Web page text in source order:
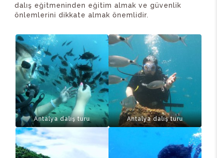
dalış eğitmeninden eğitim almak ve güvenlik
önlemlerini dikkate almak önemlidir.
Antalya dalış turu Antalya dalış turu